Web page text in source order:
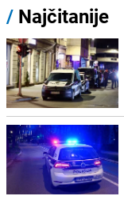
/ Najčitanije